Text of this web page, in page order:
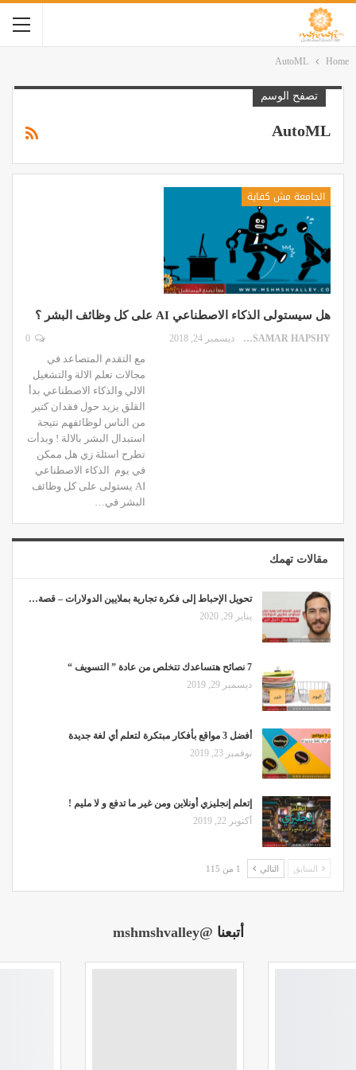
Home
AutoML
تصفح الوسم
AutoML
الجامعة مش كفاية
هل سيستولى الذكاء الاصطناعي AI على كل وظائف البشر ؟
SAMAR HAPSHY ديسمبر 24, 2018
مع التقدم المتصاعد في
مجالات تعلم الالة والتشغيل
الالي والذكاء الاصطناعي بدأ
القلق يزيد حول فقدان كتير
من الناس لوظائفهم نتيجة
استبدال البشر بالالة ! وبدأت
تطرح اسئلة زي هل ممكن
في يوم الذكاء الاصطناعي
AI يستولى على كل وظائف
البشر في…
مقالات تهمك
تحويل الإحباط إلى فكرة تجارية بملايين الدولارات – قصة…
يناير 29, 2020
7 نصائح هتساعدك تتخلص من عادة ” التسويف “
ديسمبر 29, 2019
أفضل 3 مواقع بأفكار مبتكرة لتعلم أي لغة جديدة
نوفمبر 23, 2019
إتعلم إنجليزي أونلاين ومن غير ما تدفع و لا مليم !
أكتوبر 22, 2019
السابق التالي 1 من 115
أتبعنا @mshmshvalley